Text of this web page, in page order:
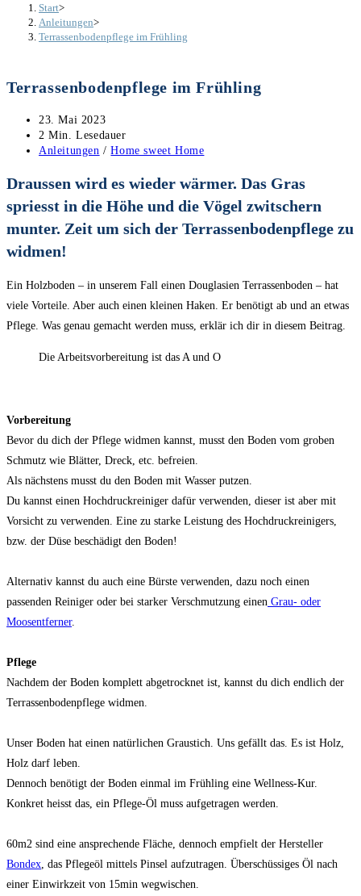
Start>
Anleitungen>
Terrassenbodenpflege im Frühling
Terrassenbodenpflege im Frühling
Beitrag
veröffentlicht:
23. Mai 2023
Lesedauer:
2 Min. Lesedauer
Beitrags-
Anleitungen / Home sweet Home
Draussen wird es wieder wärmer. Das Gras
spriesst in die Höhe und die Vögel zwitschern
munter. Zeit um sich der Terrassenbodenpflege zu
widmen!
Ein Holzboden – in unserem Fall einen Douglasien Terrassenboden – hat
viele Vorteile. Aber auch einen kleinen Haken. Er benötigt ab und an etwas
Pflege. Was genau gemacht werden muss, erklär ich dir in diesem Beitrag.
Die Arbeitsvorbereitung ist das A und O
Vorbereitung
Bevor du dich der Pflege widmen kannst, musst den Boden vom groben
Schmutz wie Blätter, Dreck, etc. befreien.
Als nächstens musst du den Boden mit Wasser putzen.
Du kannst einen Hochdruckreiniger dafür verwenden, dieser ist aber mit
Vorsicht zu verwenden. Eine zu starke Leistung des Hochdruckreinigers,
bzw. der Düse beschädigt den Boden!
Alternativ kannst du auch eine Bürste verwenden, dazu noch einen
passenden Reiniger oder bei starker Verschmutzung einen Grau- oder
Moosentferner.
Pflege
Nachdem der Boden komplett abgetrocknet ist, kannst du dich endlich der
Terrassenbodenpflege widmen.
Unser Boden hat einen natürlichen Graustich. Uns gefällt das. Es ist Holz,
Holz darf leben.
Dennoch benötigt der Boden einmal im Frühling eine Wellness-Kur.
Konkret heisst das, ein Pflege-Öl muss aufgetragen werden.
60m2 sind eine ansprechende Fläche, dennoch empfielt der Hersteller
Bondex, das Pflegeöl mittels Pinsel aufzutragen. Überschüssiges Öl nach
einer Einwirkzeit von 15min wegwischen.